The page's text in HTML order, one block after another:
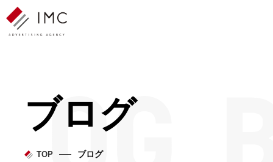
ブログ
TOP ブログ